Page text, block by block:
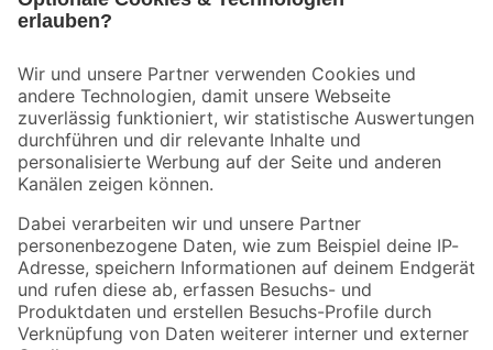
Der toom Newsletter: Keine Angebote und Aktionen mehr verpassen!
Zur Newsletter Anmeldung
Folge uns
Zahlungsarten Versandarten